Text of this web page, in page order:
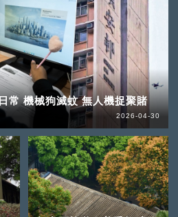
常 機械狗滅蚊 無人機捉聚賭
2026-04-30